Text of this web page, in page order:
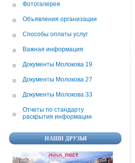
Фотогалерея
Объявления организации
Способы оплаты услуг
Важная информация
Документы Молокова 19
Документы Молокова 27
Документы Молокова 33
Отчеты по cтандарту
раскрытия информации
НАШИ ДРУЗЬЯ